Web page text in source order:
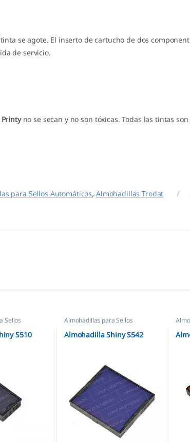
se agote. El inserto de cartucho de dos
de servicio.
no se secan y no son tóxicas. Todas las tintas
para Sellos Automáticos, Almohadillas Trodat
Sellos
Shiny
S510
Almohadillas para Sellos
Automáticos ,Almohadillas Shiny
Almohadilla Shiny S542